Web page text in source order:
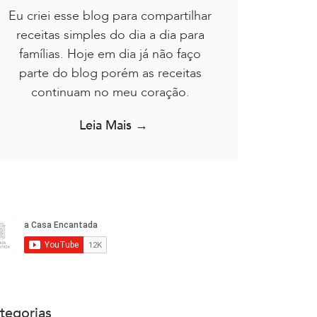
Eu criei esse blog para compartilhar
receitas simples do dia a dia para
famílias. Hoje em dia já não faço
parte do blog porém as receitas
continuam no meu coração.
Leia Mais →